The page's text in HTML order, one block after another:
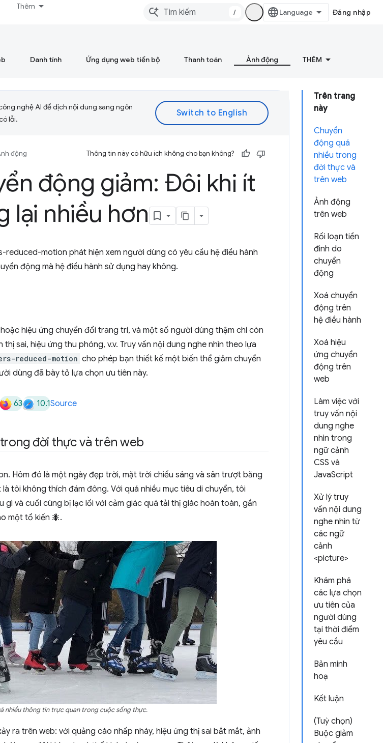
Thêm
/ Đăng nhập
Danh tính Ứng dụng web tiến bộ Thanh toán Ảnh động THÊM
Trên trang
này
Chuyển
động quá
nhiều trong
đời thực và
trên web
Ảnh động
trên web
Rối loạn tiền
đình do
chuyển
động
Xoá chuyển
động trên
hệ điều hành
Xoá hiệu
ứng chuyển
động trên
web
Làm việc với
truy vấn nội
dung nghe
nhìn trong
ngữ cảnh
CSS và
JavaScript
Xử lý truy
vấn nội dung
nghe nhìn từ
các ngữ
cảnh
<picture>
Khám phá
các lựa chọn
ưu tiên của
người dùng
tại thời điểm
yêu cầu
Bản minh
hoạ
Kết luận
(Tuỳ chọn)
Buộc giảm
nghệ AI để dịch nội dung sang ngôn
lỗi.
động Thông tin này có hữu ích không cho bạn không?
động giảm: Đôi khi ít
lại nhiều hơn
reduced-motion phát hiện xem người dùng có yêu cầu hệ điều hành
động mà hệ điều hành sử dụng hay không.
hiệu ứng chuyển đổi trang trí, và một số người dùng thậm chí còn
sai, hiệu ứng thu phóng, v.v. Truy vấn nội dung nghe nhìn theo lựa
reduced-motion cho phép bạn thiết kế một biến thể giảm chuyển
dùng đã bày tỏ lựa chọn ưu tiên này.
63 10.1Source
đời thực và trên web
Hôm đó là một ngày đẹp trời, mặt trời chiếu sáng và sân trượt băng
tôi không thích đám đông. Với quá nhiều mục tiêu di chuyển, tôi
và cuối cùng bị lạc lối với cảm giác quá tải thị giác hoàn toàn, gần
một tổ kiến 🐜.
nhiều thông tin trực quan trong cuộc sống thực.
ra trên web: với quảng cáo nhấp nháy, hiệu ứng thị sai bắt mắt, ảnh